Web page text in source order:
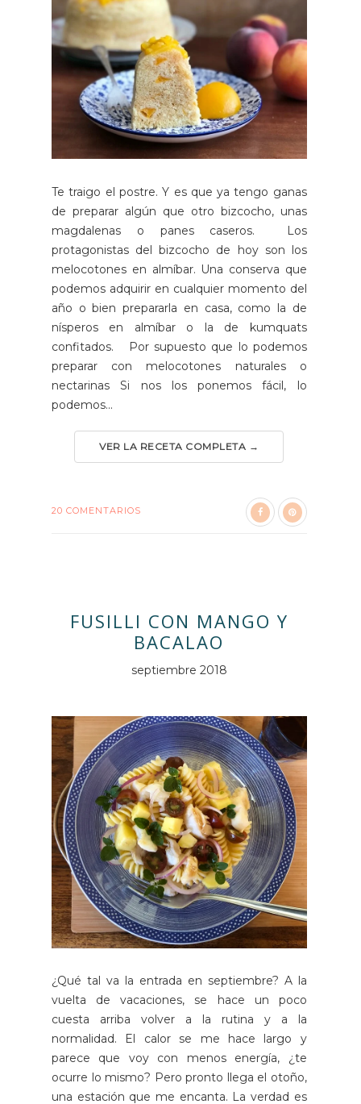
Te traigo el postre. Y es que ya tengo ganas
de preparar algún que otro bizcocho, unas
magdalenas o panes caseros. Los
protagonistas del bizcocho de hoy son los
melocotones en almíbar. Una conserva que
podemos adquirir en cualquier momento del
año o bien prepararla en casa, como la de
nísperos en almíbar o la de kumquats
confitados. Por supuesto que lo podemos
preparar con melocotones naturales o
nectarinas Si nos los ponemos fácil, lo
podemos...
VER LA RECETA COMPLETA →
20 COMENTARIOS
FUSILLI CON MANGO Y
BACALAO
septiembre 2018
¿Qué tal va la entrada en septiembre? A la
vuelta de vacaciones, se hace un poco
cuesta arriba volver a la rutina y a la
normalidad. El calor se me hace largo y
parece que voy con menos energía, ¿te
ocurre lo mismo? Pero pronto llega el otoño,
una estación que me encanta. La verdad es